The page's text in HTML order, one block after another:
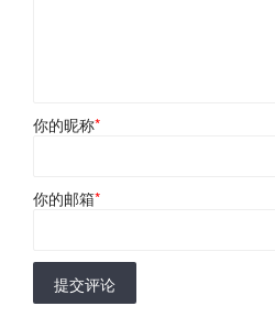
你的昵称*
你的邮箱*
提交评论